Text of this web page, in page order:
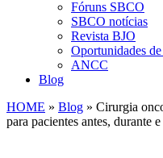
Fóruns SBCO
SBCO notícias
Revista BJO
Oportunidades
ANCC
Blog
HOME » Blog » Cirurgia
para pacientes antes, durante